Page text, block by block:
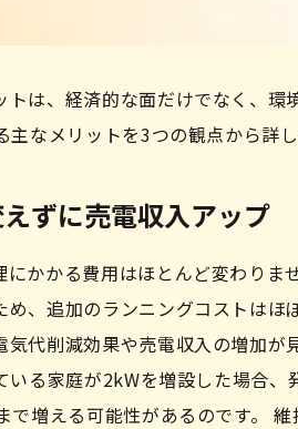
は、経済的な面だけでなく、
なメリットを3つの観点から詳し
ずに売電収入アップ
かかる費用はほとんど変わりま
、追加のランニングコストはほ
代削減効果や売電収入の増加が
る家庭が2kWを増設した場合
増える可能性があるのです。